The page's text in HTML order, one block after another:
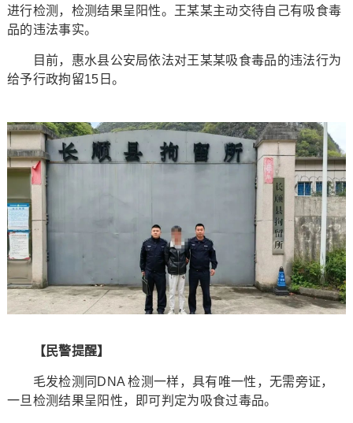
进行检测，检测结果呈阳性。王某某主动交待自己有吸食毒
品的违法事实。
目前，惠水县公安局依法对王某某吸食毒品的违法行为
给予行政拘留15日。
【民警提醒】
毛发检测同DNA 检测一样，具有唯一性，无需旁证，
一旦检测结果呈阳性，即可判定为吸食过毒品。